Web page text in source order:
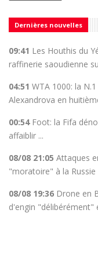
Dernières nouvelles
09:41 Les Houthis du
raffinerie saoudienne
04:51 WTA 1000: la
Alexandrova en
00:54 Foot: la Fifa
affaiblir ...
08/08 21:05 Attaques
"moratoire" à la Russie
08/08 19:36 Drone en
d'engin "délibérément"